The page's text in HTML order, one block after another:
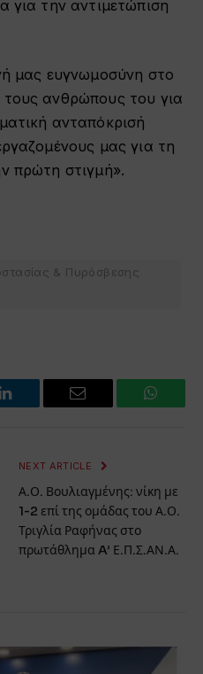
για την αντιμετώπιση
μας ευγνωμοσύνη στο
ανθρώπους του για
ανταπόκρισή
μας για τη
πρώτη στιγμή».
& Πυρόσβεσης
LinkedIn Email
NEXT ARTICLE
Α.Ο. Βουλιαγμένης: νίκη με
1-2 επί της ομάδας του Α.Ο.
Τριγλία Ραφήνας στο
πρωτάθλημα A’ Ε.Π.Σ.ΑΝ.Α.